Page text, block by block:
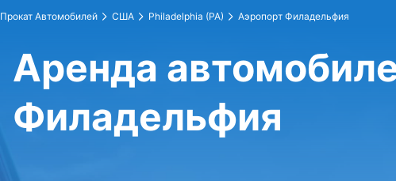
Прокат Автомобилей США Philadelphia (PA) Аэропорт Филадельфия
Аренда
Филадельфия